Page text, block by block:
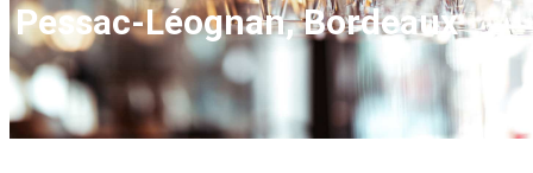
Pessac-Léognan, Bordeaux